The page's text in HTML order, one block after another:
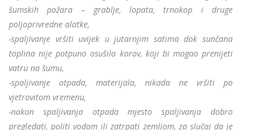
šumskih požara – grablje, lopata, trnokop i druge
poljoprivredne alatke,
-spaljivanje vršiti uvijek u jutarnjim satima dok sunčana
toplina nije potpuno osušila korov, koji bi mogao prenijeti
vatru na šumu,
-spaljivanje otpada, materijala, nikada ne vršiti po
vjetrovitom vremenu,
-nakon spaljivanja otpada mjesto spaljivanja dobro
pregledati, politi vodom ili zatrpati zemljom, za slučaj da je